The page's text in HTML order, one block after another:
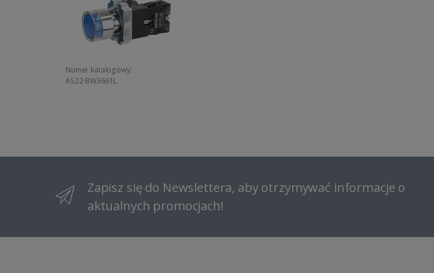
Numer katalogowy:
AS22-BW3661L
Zapisz się do Newslettera, aby otrzymywać informacje o
aktualnych promocjach!